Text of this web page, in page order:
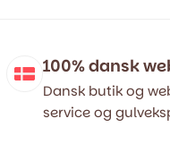
100% dansk
Dansk butik og
service og